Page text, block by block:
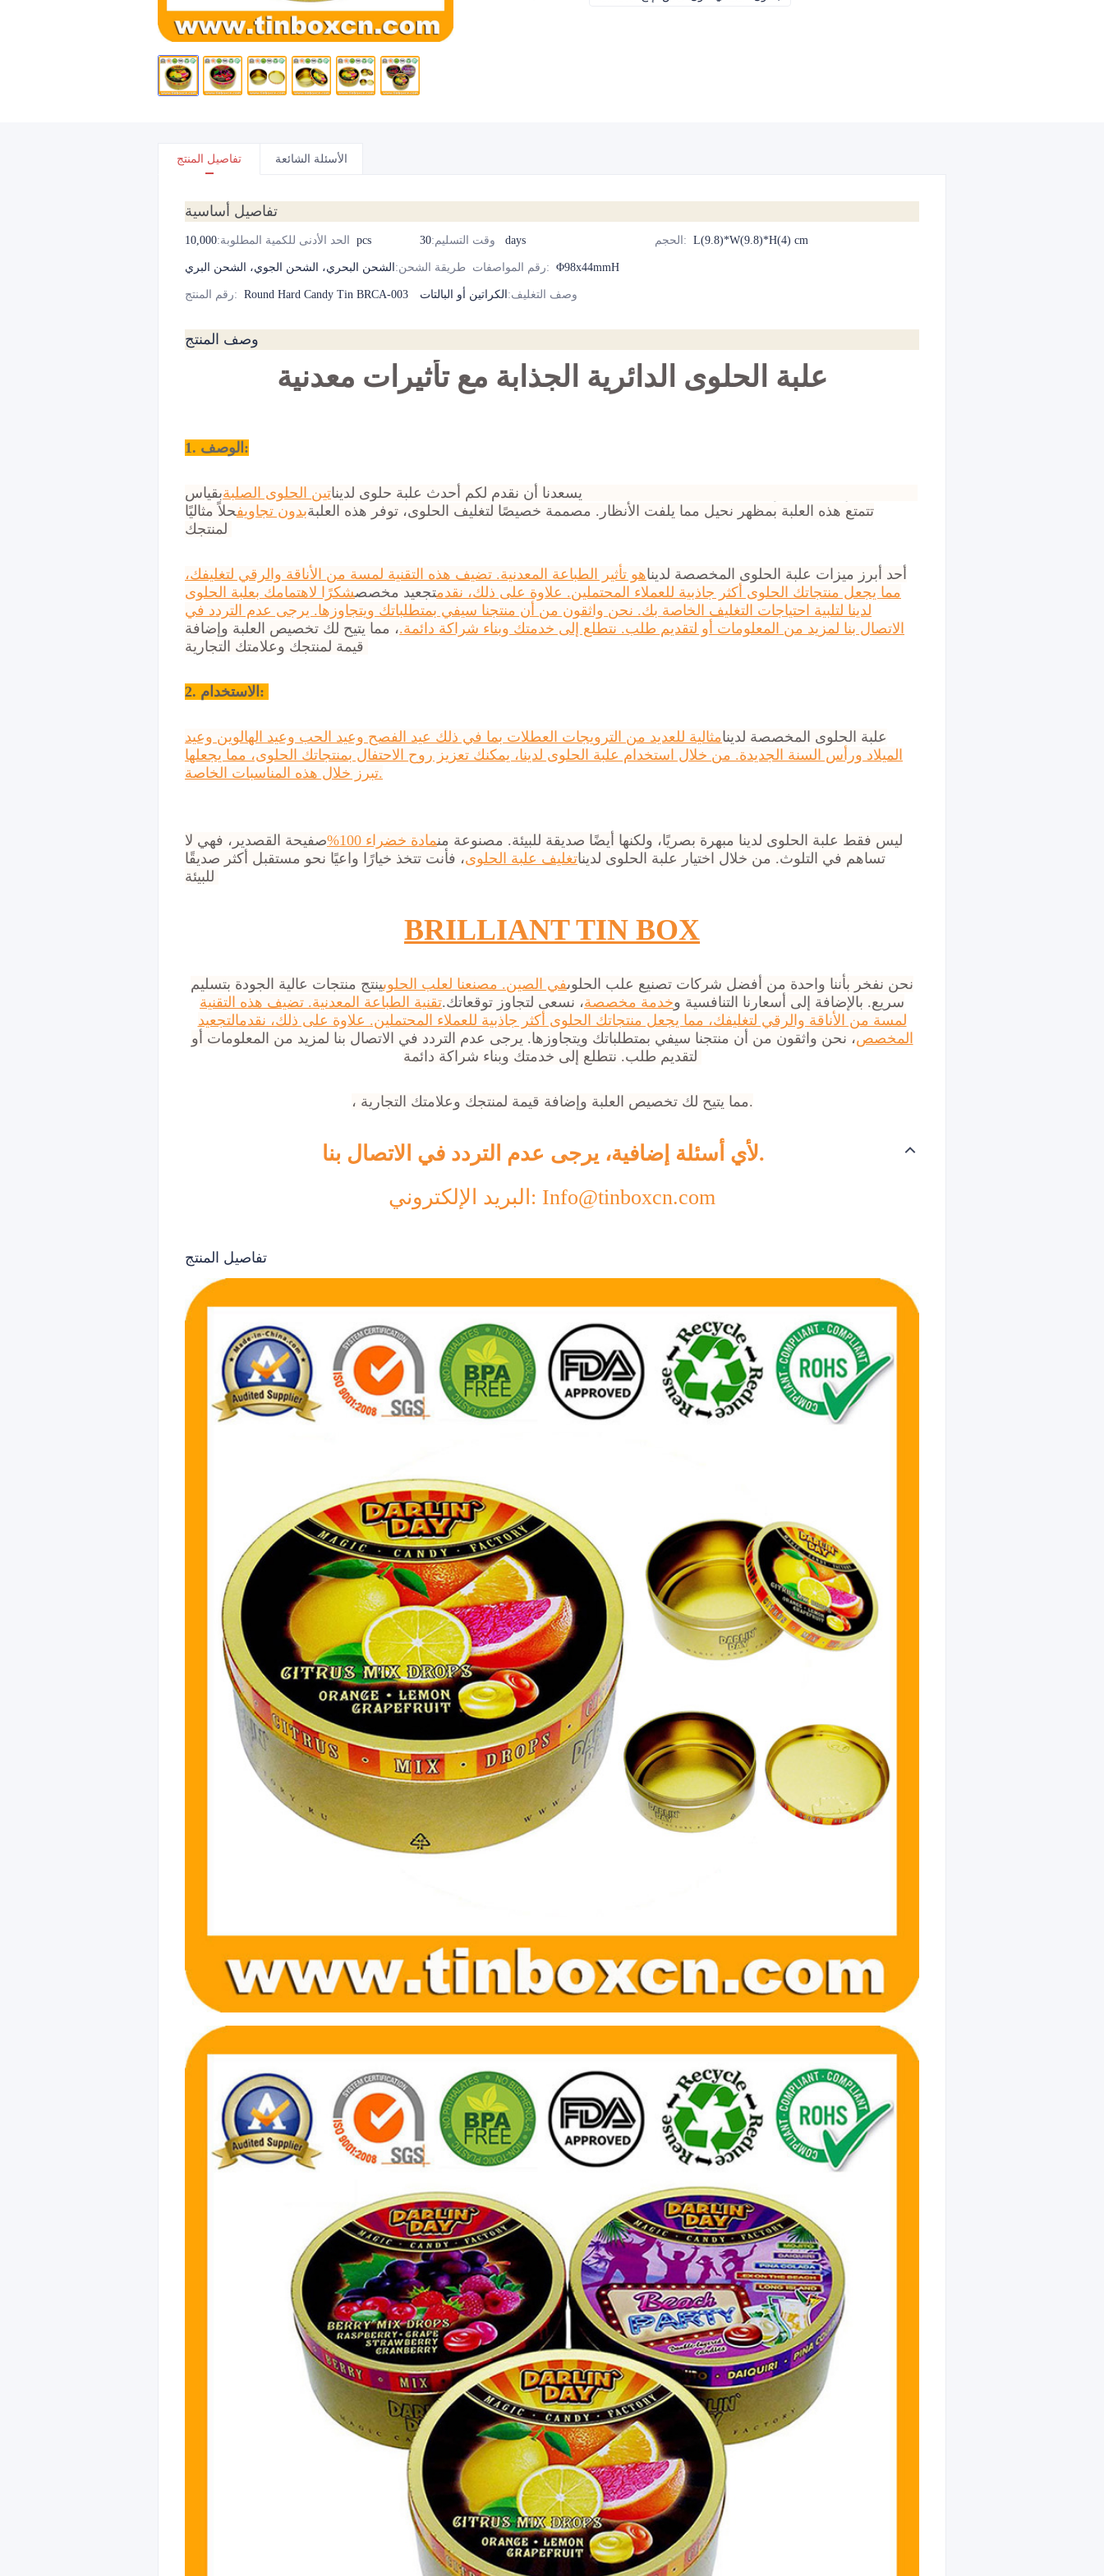
تفاصيل المنتج الأسئلة الشائعة
تفاصيل أساسية
الحد الأدنى للكمية المطلوبة: 10,000pcs وقت التسليم: 30 days الحجم : L(9.8)*W(9.8)*H(4) cm
طريقة الشحن: الشحن البحري، الشحن الجوي، الشحن البري رقم المواصفات: Φ98x44mmH
رقم المنتج: Round Hard Candy Tin BRCA-003 وصف التغليف: الكراتين أو البالتات
وصف المنتج
علبة الحلوى الدائرية الجذابة مع تأثيرات معدنية
1. الوصف:
يسعدنا أن نقدم لكم أحدث علبة حلوى لديناتين الحلوى الصلبةبقياس Φ98x44mmH. بفضل غطائها الذي يتميز بحافة مسطحة،
تتمتع هذه العلبة بمظهر نحيل مما يلفت الأنظار. مصممة خصيصًا لتغليف الحلوى، توفر هذه العلبةبدون تجاويفحلاً مثاليًا
أحد أبرز ميزات علبة الحلوى المخصصة لديناهو تأثير الطباعة المعدنية. تضيف هذه التقنية لمسة من الأناقة والرقي لتغليفك،
مما يجعل منتجاتك الحلوى أكثر جاذبية للعملاء المحتملين. علاوة على ذلك، نقدمتجعيد مخصصشكرًا لاهتمامك بعلبة الحلوى
لدينا لتلبية احتياجات التغليف الخاصة بك. نحن واثقون من أن منتجنا سيفي بمتطلباتك ويتجاوزها. يرجى عدم التردد في
الاتصال بنا لمزيد من المعلومات أو لتقديم طلب. نتطلع إلى خدمتك وبناء شراكة دائمة.، مما يتيح لك تخصيص العلبة وإضافة
2. الاستخدام:
علبة الحلوى المخصصة لدينامثالية للعديد من الترويجات العطلات بما في ذلك عيد الفصح وعيد الحب وعيد الهالوين وعيد
الميلاد ورأس السنة الجديدة. من خلال استخدام علبة الحلوى لدينا، يمكنك تعزيز روح الاحتفال بمنتجاتك الحلوى، مما يجعلها
تبرز خلال هذه المناسبات الخاصة.
ليس فقط علبة الحلوى لدينا مبهرة بصريًا، ولكنها أيضًا صديقة للبيئة. مصنوعة منمادة خضراء 100%
صفيحة القصدير، فهي لا
تساهم في التلوث. من خلال اختيار علبة الحلوى لديناتغليف علبة الحلوى، فأنت تتخذ خيارًا واعيًا نحو مستقبل أكثر صديقًا
BRILLIANT TIN BOX
نحن نفخر بأننا واحدة من أفضل شركات تصنيع علب الحلوىفي الصين. مصنعنا لعلب الحلوىينتج منتجات عالية الجودة بتسليم
سريع. بالإضافة إلى أسعارنا التنافسية وخدمة مخصصة، نسعى لتجاوز توقعاتك.تقنية الطباعة المعدنية. تضيف هذه التقنية
لمسة من الأناقة والرقي لتغليفك، مما يجعل منتجاتك الحلوى أكثر جاذبية للعملاء المحتملين. علاوة على ذلك، نقدمالتجعيد
المخصص، نحن واثقون من أن منتجنا سيفي بمتطلباتك ويتجاوزها. يرجى عدم التردد في الاتصال بنا لمزيد من المعلومات أو
، مما يتيح لك تخصيص العلبة وإضافة قيمة لمنتجك وعلامتك التجارية.
لأي أسئلة إضافية، يرجى عدم التردد في الاتصال بنا.
البريد الإلكتروني: Info@tinboxcn.com
تفاصيل المنتج